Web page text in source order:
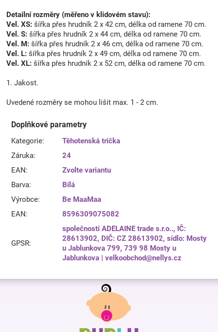
Detailní rozměry (měřeno v klidovém stavu):
Vel. XS: šířka přes hrudník 2 x 42 cm, délka od ramene 70 cm.
Vel. S: šířka přes hrudník 2 x 44 cm, délka od ramene 70 cm.
Vel. M: šířka přes hrudník 2 x 46 cm, délka od ramene 70 cm.
Vel. L: šířka přes hrudník 2 x 49 cm, délka od ramene 70 cm.
Vel. XL: šířka přes hrudník 2 x 52 cm, délka od ramene 70 cm.
1. Jakost.
Uvedené rozměry se mohou lišit max. 1 - 2 cm.
Doplňkové parametry
Kategorie:
Těhotenská trička
Záruka:
24
EAN:
Zvolte variantu
Barva:
Bílá
Výrobce:
Be MaaMaa
EAN: 8596309075082
GPSR:
společnosti ADELAINE trade s.r.o.., IČ:
28613902, DIČ: CZ 28613902, sídlo: Mosty
u Jablunkova 799, 739 98 Mosty u
Jablunkova | velkoobchod@nellys.cz
Z